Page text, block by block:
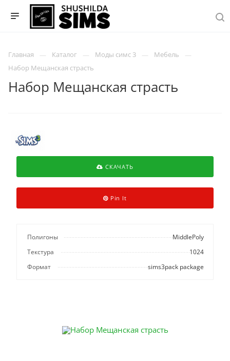
Главная Каталог Моды симс 3
Мебель
Набор Мещанская страсть
Набор Мещанская страсть
СКАЧАТЬ
Pin It
Полигоны
MiddlePoly
Текстура
1024
Формат
sims3pack package